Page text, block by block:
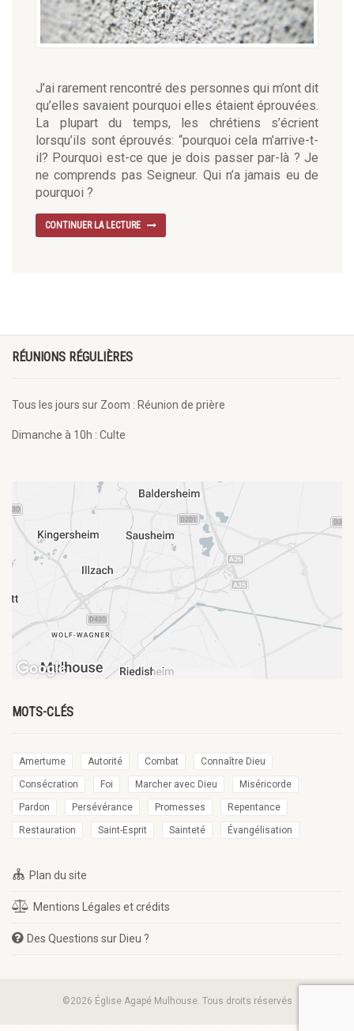
J’ai rarement rencontré des personnes qui m’ont dit
qu’elles savaient pourquoi elles étaient éprouvées.
La plupart du temps, les chrétiens s’écrient
lorsqu’ils sont éprouvés: “pourquoi cela m’arrive-t-
il? Pourquoi est-ce que je dois passer par-là ? Je
ne comprends pas Seigneur. Qui n’a jamais eu de
pourquoi ?
CONTINUER LA LECTURE
RÉUNIONS RÉGULIÈRES
Tous les jours sur Zoom : Réunion de prière
Dimanche à 10h : Culte
MOTS-CLÉS
Amertume Autorité Combat Connaître Dieu
Consécration Foi Marcher avec Dieu Miséricorde
Pardon Persévérance Promesses Repentance
Restauration Saint-Esprit Sainteté Évangélisation
Plan du site
Mentions Légales et crédits
Des Questions sur Dieu ?
©2026 Église Agapé Mulhouse. Tous droits réservés